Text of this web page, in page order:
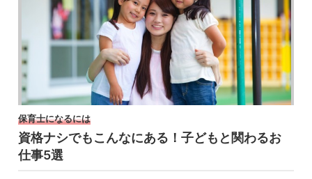
保育士になるには
資格ナシでもこんなにある！子どもと関わるお
仕事5選